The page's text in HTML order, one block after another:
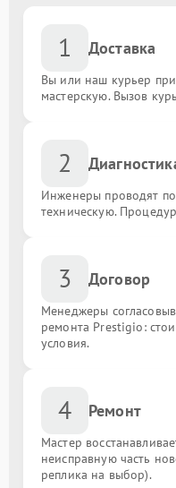
1 Доставка
Вы или наш курьер
мастерскую. Вызов
2
Инженеры проводят
техническую.
3 Договор
Менеджеры
ремонта Prestigio:
условия.
4 Ремонт
Мастер
неисправную часть
реплика на выбор).